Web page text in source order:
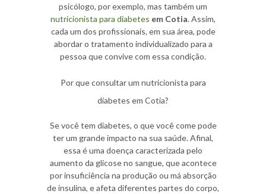
psicólogo, por exemplo, mas também um
nutricionista para diabetes em Cotia. Assim,
cada um dos profissionais, em sua área, pode
abordar o tratamento individualizado para a
pessoa que convive com essa condição.
Por que consultar um nutricionista para
diabetes em Cotia?
Se você tem diabetes, o que você come pode
ter um grande impacto na sua saúde. Afinal,
essa é uma doença caracterizada pelo
aumento da glicose no sangue, que acontece
por insuficiência na produção ou má absorção
de insulina, e afeta diferentes partes do corpo,